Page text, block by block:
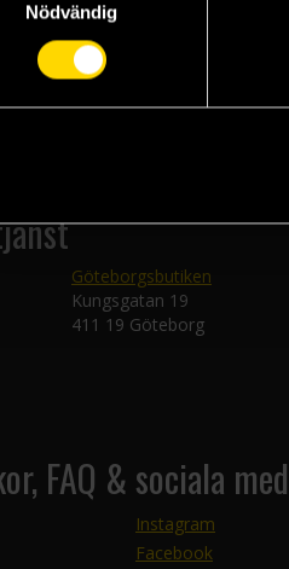
Nödvändig
Göteborgsbutiken
Kungsgatan 19
411 19 Göteborg
FAQ & sociala
Instagram
Facebook